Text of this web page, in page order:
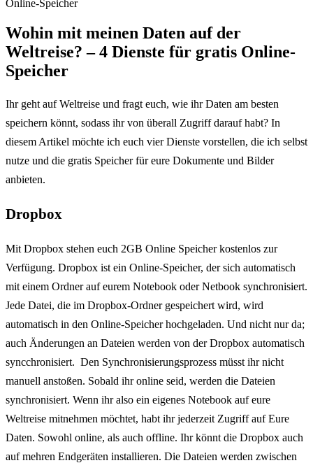
Wohin mit meinen Daten auf der
Weltreise? – 4 Dienste für gratis Online-
Speicher
Ihr geht auf Weltreise und fragt euch, wie ihr Daten am besten
speichern könnt, sodass ihr von überall Zugriff darauf habt? In
diesem Artikel möchte ich euch vier Dienste vorstellen, die ich selbst
nutze und die gratis Speicher für eure Dokumente und Bilder
anbieten.
Dropbox
Mit Dropbox stehen euch 2GB Online Speicher kostenlos zur
Verfügung. Dropbox ist ein Online-Speicher, der sich automatisch
mit einem Ordner auf eurem Notebook oder Netbook synchronisiert.
Jede Datei, die im Dropbox-Ordner gespeichert wird, wird
automatisch in den Online-Speicher hochgeladen. Und nicht nur da;
auch Änderungen an Dateien werden von der Dropbox automatisch
syncchronisiert. Den Synchronisierungsprozess müsst ihr nicht
manuell anstoßen. Sobald ihr online seid, werden die Dateien
synchronisiert. Wenn ihr also ein eigenes Notebook auf eure
Weltreise mitnehmen möchtet, habt ihr jederzeit Zugriff auf Eure
Daten. Sowohl online, als auch offline. Ihr könnt die Dropbox auch
auf mehren Endgeräten installieren. Die Dateien werden zwischen